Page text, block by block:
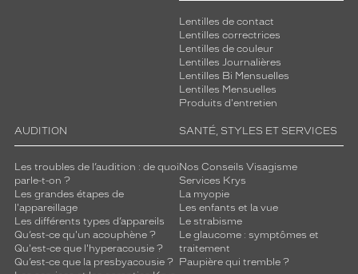
Lentilles de contact
Lentilles correctrices
Lentilles de couleur
Lentilles Journalières
Lentilles Bi Mensuelles
Lentilles Mensuelles
Produits d'entretien
AUDITION
Les troubles de l’audition : de quoi
parle-t-on ?
Les grandes étapes de
l'appareillage
Les différents types d’appareils
Qu’est-ce qu'un acouphène ?
Qu'est-ce que l'hyperacousie ?
Qu’est-ce que la presbyacousie ?
SANTÉ, STYLES ET SERVICES
Nos Conseils Visagisme
Services Krys
La myopie
Les enfants et la vue
Le strabisme
Le glaucome : symptômes et
traitement
Paupière qui tremble ?